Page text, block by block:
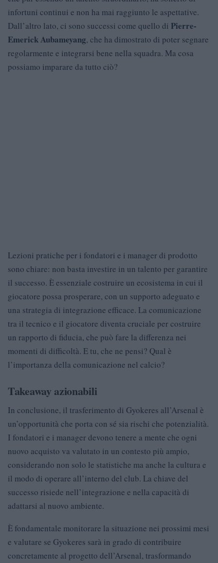
infortuni continui e non ha mai raggiunto le aspettative.
Dall’altro lato, ci sono successi come quello di Pierre-
Emerick Aubameyang, che ha dimostrato di poter segnare
regolarmente e integrarsi bene nella squadra. Ma cosa
possiamo imparare da tutto ciò?
Lezioni pratiche per i fondatori e i manager di prodotto
sono chiare: non basta investire in un talento per garantire
il successo. È essenziale costruire un ecosistema in cui il
giocatore possa prosperare, con un supporto adeguato e
una strategia di integrazione efficace. La comunicazione
tra il tecnico e il giocatore diventa cruciale per costruire
un rapporto di fiducia, che può fare la differenza nei
momenti di difficoltà. E tu, che ne pensi? Qual è
l’importanza della comunicazione nel calcio?
Takeaway azionabili
In conclusione, il trasferimento di Gyokeres all’Arsenal è
un’opportunità che porta con sé sia rischi che potenzialità.
I fondatori e i manager devono tenere a mente che ogni
nuovo acquisto va valutato in un contesto più ampio,
considerando non solo le statistiche ma anche la cultura e
il modo di operare all’interno del club. La chiave del
successo risiede nell’integrazione e nella capacità di
adattarsi al nuovo ambiente.
È fondamentale monitorare la situazione nei prossimi mesi
e valutare se Gyokeres sarà in grado di contribuire
concretamente al progetto dell’Arsenal, trasformando